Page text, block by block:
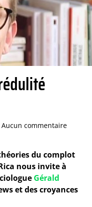
Aucun commentaire
théories du complot
nous invite à
Gérald
et des croyances